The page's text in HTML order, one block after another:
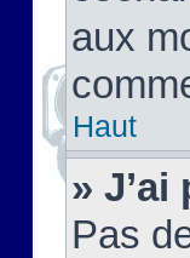
aux
Haut
»
Pas